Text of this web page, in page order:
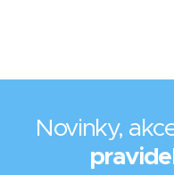
Novinky,